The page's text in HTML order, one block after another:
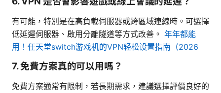
有可能，特別是在高負載伺服器或跨區域連線時。可選擇
低延遲伺服器、啟用分離隧道等方式改善。 年年都能
用！任天堂switch游戏机的VPN轻松设置指南（2026
7. 免費方案真的可以用嗎？
免費方案通常有限制，若長期需求，建議選擇評價良好的